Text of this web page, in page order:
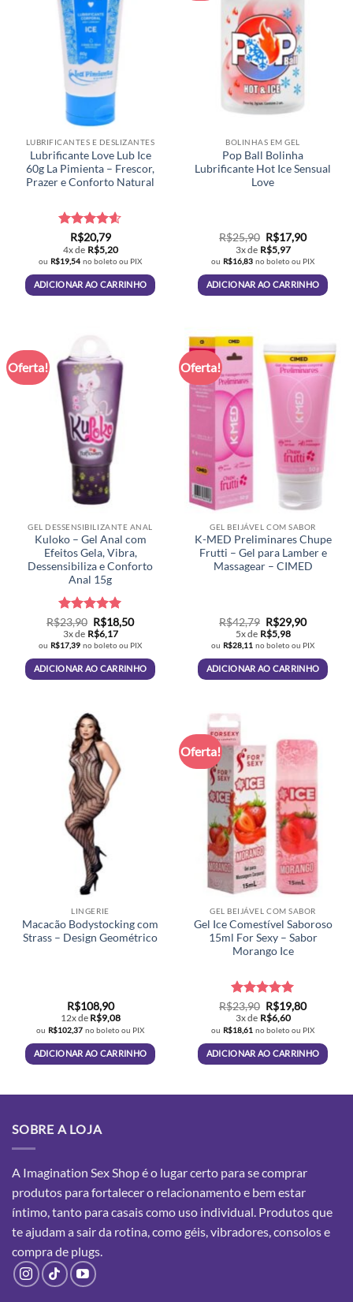
LUBRIFICANTES E DESLIZANTES
Lubrificante Love Lub Ice
60g La Pimienta – Frescor,
Prazer e Conforto Natural
Avaliação
4.6de 5
R$20,79
4x de R$5,20
ou R$19,54 no boleto ou PIX
ADICIONAR AO CARRINHO
BOLINHAS EM GEL
Pop Ball Bolinha
Lubrificante Hot Ice Sensual
Love
R$25,90 O
preço
original
era:
R$25,90.
R$17,90O
atual
é:
R$17,90.
3x de R$5,97
ou R$16,83 no boleto ou PIX
ADICIONAR AO CARRINHO
Oferta!
GEL DESSENSIBILIZANTE ANAL
Kuloko – Gel Anal com
Efeitos Gela, Vibra,
Dessensibiliza e Conforto
Anal 15g
Avaliação5
de 5
R$23,90 O
preço
original
era:
R$23,90.
R$18,50O
atual
é:
R$18,50.
3x de R$6,17
ou R$17,39 no boleto ou PIX
ADICIONAR AO CARRINHO
Oferta!
GEL BEIJÁVEL COM SABOR
K-MED Preliminares Chupe
Frutti – Gel para Lamber e
Massagear – CIMED
R$42,79 O
preço
original
era:
R$42,79.
R$29,90O
atual
é:
R$29,90.
5x de R$5,98
ou R$28,11 no boleto ou PIX
ADICIONAR AO CARRINHO
LINGERIE
Macacão Bodystocking com
Strass – Design Geométrico
R$108,90
12x de R$9,08
ou R$102,37 no boleto ou PIX
ADICIONAR AO CARRINHO
Oferta!
GEL BEIJÁVEL COM SABOR
Gel Ice Comestível Saboroso
15ml For Sexy – Sabor
Morango Ice
Avaliação5
de 5
R$23,90 O
preço
original
era:
R$23,90.
R$19,80O
atual
é:
R$19,80.
3x de R$6,60
ou R$18,61 no boleto ou PIX
ADICIONAR AO CARRINHO
SOBRE A LOJA
A Imagination Sex Shop é o lugar certo para se comprar
produtos para fortalecer o relacionamento e bem estar
íntimo, tanto para casais como uso individual. Produtos que
te ajudam a sair da rotina, como géis, vibradores, consolos e
comprade plugs.